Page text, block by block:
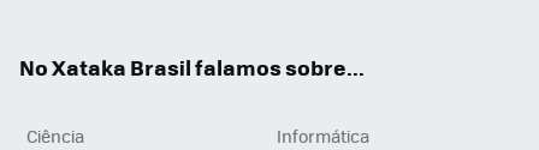
No Xataka Brasil falamos sobre...
Ciência
Informática